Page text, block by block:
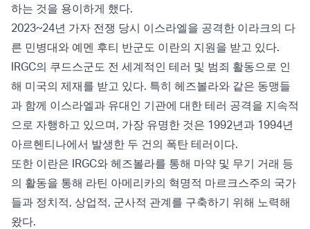
하는 것을 용이하게 했다.
2023~24년 가자 전쟁 당시 이스라엘을 공격한 이라크의 다
른 민병대와 예멘 후티 반군도 이란의 지원을 받고 있다.
IRGC의 쿠드스군도 전 세계적인 테러 및 범죄 활동으로 인
해 미국의 제재를 받고 있다. 특히 헤즈볼라와 같은 동맹들
과 함께 이스라엘과 유대인 기관에 대한 테러 공격을 지속적
으로 자행하고 있으며, 가장 유명한 것은 1992년과 1994년
아르헨티나에서 발생한 두 건의 폭탄 테러이다.
또한 이란은 IRGC와 헤즈볼라를 통해 마약 및 무기 거래 등
의 활동을 통해 라틴 아메리카의 혁명적 마르크스주의 국가
들과 정치적, 상업적, 군사적 관계를 구축하기 위해 노력해
왔다.